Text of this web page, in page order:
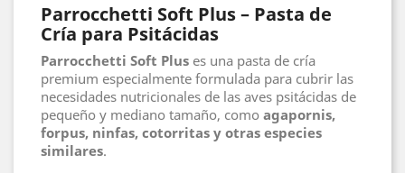
Parrocchetti Soft Plus – Pasta de
Cría para Psitácidas
Parrocchetti Soft Plus es una pasta de cría
premium especialmente formulada para cubrir las
necesidades nutricionales de las aves psitácidas de
pequeño y mediano tamaño, como agapornis,
forpus, ninfas, cotorritas y otras especies
similares.